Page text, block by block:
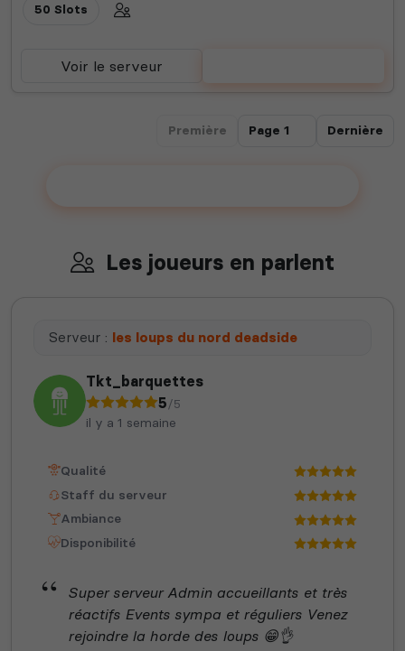
50 Slots
Voir le serveur
Première Dernière
Les joueurs en parlent
Serveur : les loups du nord deadside
Tkt_barquettes
5/5
il y a 1 semaine
Qualité
Staff du serveur
Ambiance
Disponibilité
Super serveur Admin accueillants et très
réactifs Events sympa et réguliers Venez
rejoindre la horde des loups 😁👌